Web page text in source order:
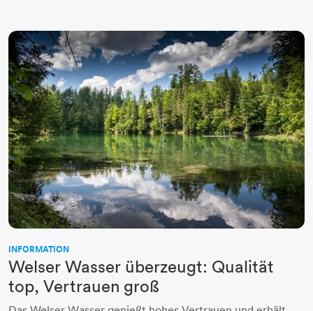
INFORMATION
Welser Wasser überzeugt: Qualität
top, Vertrauen groß